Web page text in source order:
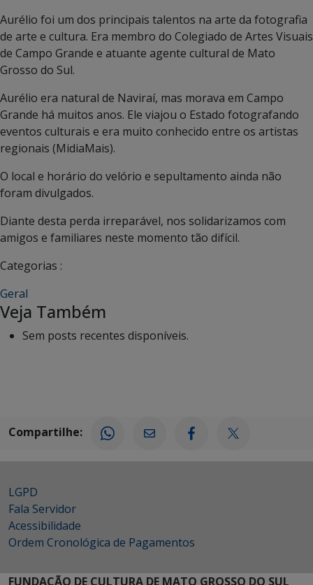
Aurélio foi um dos principais talentos na arte da fotografia
de arte e cultura. Era membro do Colegiado de Artes Visuais
de Campo Grande e atuante agente cultural de Mato
Grosso do Sul.
Aurélio era natural de Naviraí, mas morava em Campo
Grande há muitos anos. Ele viajou o Estado fotografando
eventos culturais e era muito conhecido entre os artistas
regionais (MidiaMais).
O local e horário do velório e sepultamento ainda não
foram divulgados.
Diante desta perda irreparável, nos solidarizamos com
amigos e familiares neste momento tão difícil.
Categorias :
Geral
Veja Também
Sem posts recentes disponíveis.
Compartilhe:
LGPD
Fala Servidor
Acessibilidade
Ordem Cronológica de Pagamentos
FUNDAÇÃO DE CULTURA DE MATO GROSSO DO SUL